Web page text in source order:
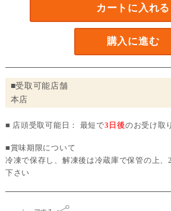
カートに入れる
購入に進む
■受取可能店舗
本店
■ 店頭受取可能日： 最短で3日後のお受け取
■賞味期限について
冷凍で保存し、解凍後は冷蔵庫で保管の上、
下さい